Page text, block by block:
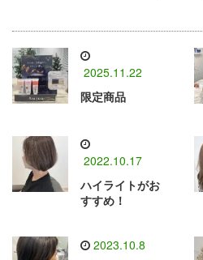
2025.11.22
限定商品
2022.10.17
ハイライトがお
すすめ！
2023.10.8